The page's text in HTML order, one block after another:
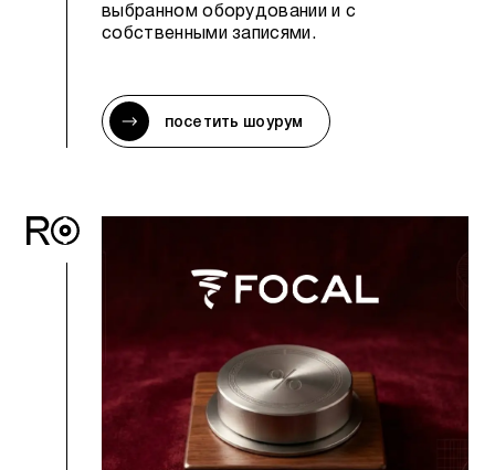
выбранном оборудовании и с
собственными записями.
посетить шоурум